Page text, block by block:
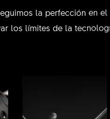
la perfección en
los límites de la